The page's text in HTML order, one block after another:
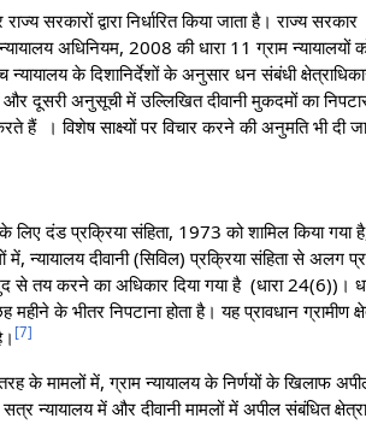
सरकारों द्वारा निर्धारित किया जाता है। राज्य
अधिनियम, 2008 की धारा 11 ग्राम न्यायालयों
के दिशानिर्देशों के अनुसार धन संबंधी
दूसरी अनुसूची में उल्लिखित दीवानी मुकदमों का
हैं । विशेष साक्ष्यों पर विचार करने की अनुमति भी दी
दंड प्रक्रिया संहिता, 1973 को शामिल किया
में, न्यायालय दीवानी (सिविल) प्रक्रिया संहिता से
तय करने का अधिकार दिया गया है (धारा 24(6))।
के भीतर निपटाना होता है। यह प्रावधान ग्रामीण
[7]
तरह के मामलों में, ग्राम न्यायालय के निर्णयों के
न्यायालय में और दीवानी मामलों में अपील संबंधित